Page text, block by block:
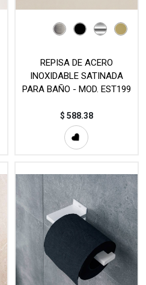
REPISA DE ACERO
INOXIDABLE SATINADA
PARA BAÑO - MOD. EST199
$ 588.38